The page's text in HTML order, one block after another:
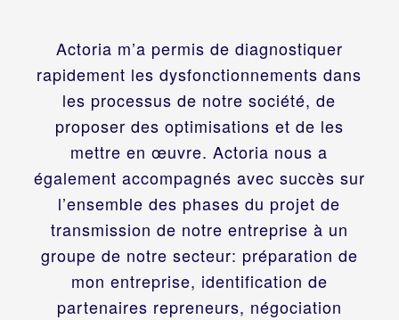
Actoria m’a permis de diagnostiquer
rapidement les dysfonctionnements dans
les processus de notre société, de
proposer des optimisations et de les
mettre en œuvre. Actoria nous a
également accompagnés avec succès sur
l’ensemble des phases du projet de
transmission de notre entreprise à un
groupe de notre secteur: préparation de
mon entreprise, identification de
partenaires repreneurs, négociation